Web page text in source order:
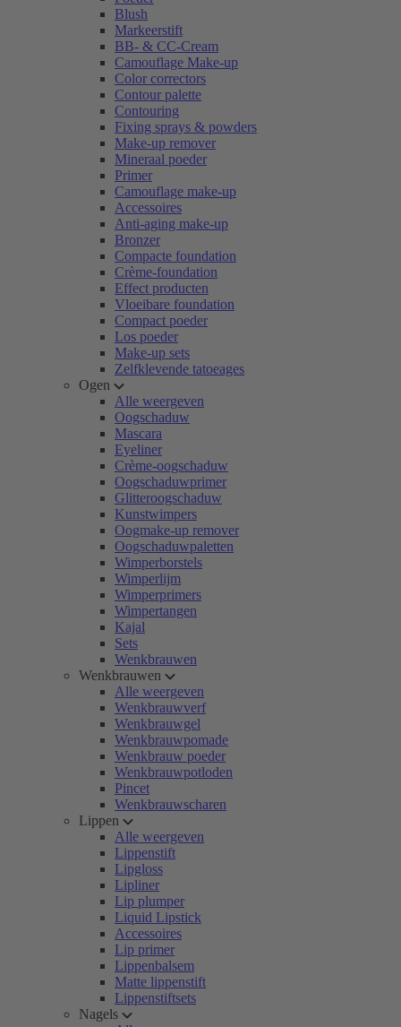
Blush
Markeerstift
BB- & CC-Cream
Camouflage Make-up
Color correctors
Contour palette
Contouring
Fixing sprays & powders
Make-up remover
Mineraal poeder
Primer
Camouflage make-up
Accessoires
Anti-aging make-up
Bronzer
Compacte foundation
Crème-foundation
Effect producten
Vloeibare foundation
Compact poeder
Los poeder
Make-up sets
Zelfklevende tatoeages
Ogen
Alle weergeven
Oogschaduw
Mascara
Eyeliner
Crème-oogschaduw
Oogschaduwprimer
Glitteroogschaduw
Kunstwimpers
Oogmake-up remover
Oogschaduwpaletten
Wimperborstels
Wimperlijm
Wimperprimers
Wimpertangen
Kajal
Sets
Wenkbrauwen
Wenkbrauwen
Alle weergeven
Wenkbrauwverf
Wenkbrauwgel
Wenkbrauwpomade
Wenkbrauw poeder
Wenkbrauwpotloden
Pincet
Wenkbrauwscharen
Lippen
Alle weergeven
Lippenstift
Lipgloss
Lipliner
Lip plumper
Liquid Lipstick
Accessoires
Lip primer
Lippenbalsem
Matte lippenstift
Lippenstiftsets
Nagels